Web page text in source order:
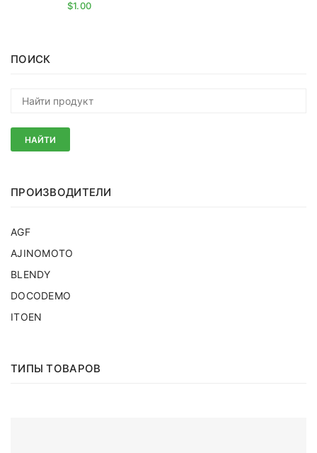
$1.00
ПОИСК
НАЙТИ
ПРОИЗВОДИТЕЛИ
AGF
AJINOMOTO
BLENDY
DOCODEMO
ITOEN
ТИПЫ ТОВАРОВ